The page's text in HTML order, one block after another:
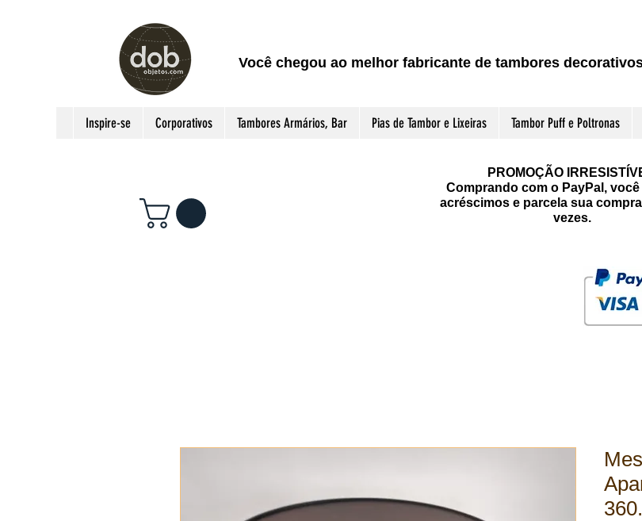
Você chegou ao melhor fabricante de tambores
Inspire-se Corporativos Tambores Armários, Bar Pias de Tambor e Lixeiras Tambor Puff e Poltronas
PROMOÇÃO
Comprando com o PayPal,
acréscimos e parcela sua
vezes.
360.